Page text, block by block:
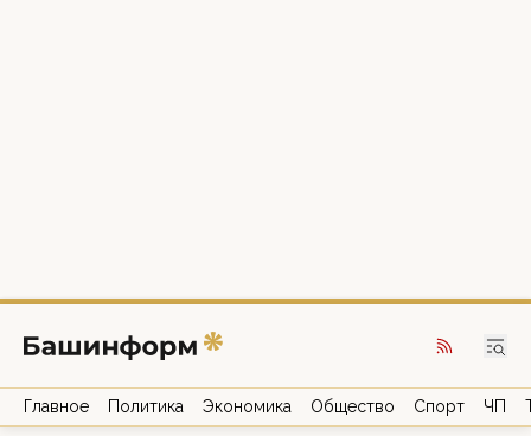
Главное Политика Экономика Общество Спорт ЧП